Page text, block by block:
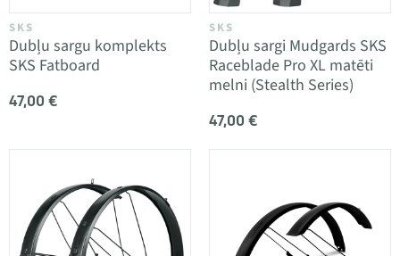
SKS
Dubļu sargu komplekts
SKS Fatboard
47,00 €
SKS
Dubļu sargi Mudgards SKS
Raceblade Pro XL matēti
melni (Stealth Series)
47,00 €